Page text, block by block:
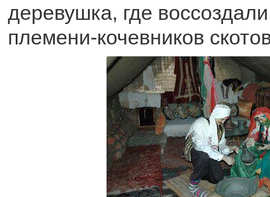
деревушка, где
племени-кочевников